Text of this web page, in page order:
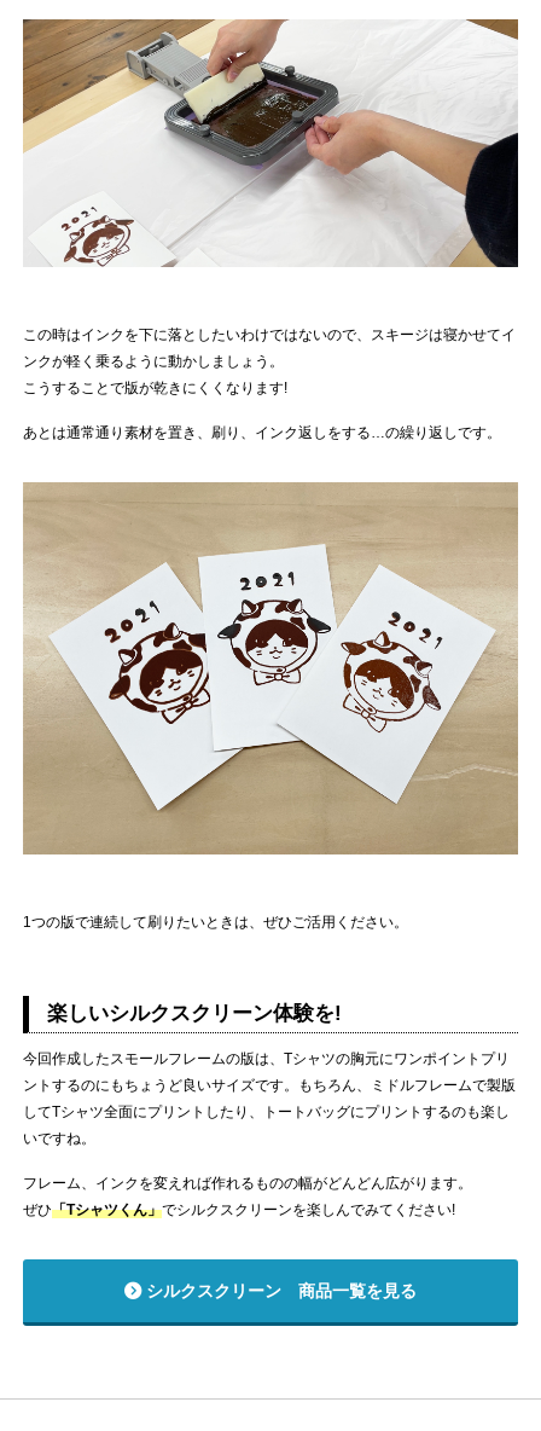
この時はインクを下に落としたいわけではないので、スキージは寝かせてイ
ンクが軽く乗るように動かしましょう。
こうすることで版が乾きにくくなります!
あとは通常通り素材を置き、刷り、インク返しをする…の繰り返しです。
1つの版で連続して刷りたいときは、ぜひご活用ください。
楽しいシルクスクリーン体験を!
今回作成したスモールフレームの版は、Tシャツの胸元にワンポイントプリ
ントするのにもちょうど良いサイズです。もちろん、ミドルフレームで製版
してTシャツ全面にプリントしたり、トートバッグにプリントするのも楽し
いですね。
フレーム、インクを変えれば作れるものの幅がどんどん広がります。
ぜひ「Tシャツくん」でシルクスクリーンを楽しんでみてください!
シルクスクリーン 商品一覧を見る